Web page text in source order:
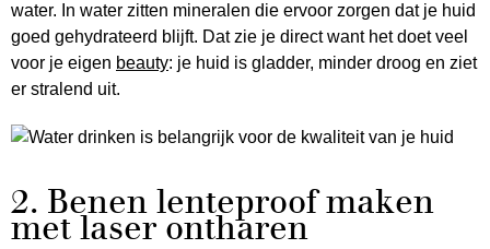
water. In water zitten mineralen die ervoor zorgen dat je huid
goed gehydrateerd blijft. Dat zie je direct want het doet veel
voor je eigen beauty: je huid is gladder, minder droog en ziet
er stralend uit.
2. Benen lenteproof maken
met laser ontharen